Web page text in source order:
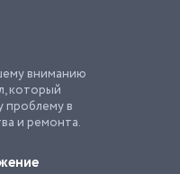
вниманию
который
проблему в
и ремонта.